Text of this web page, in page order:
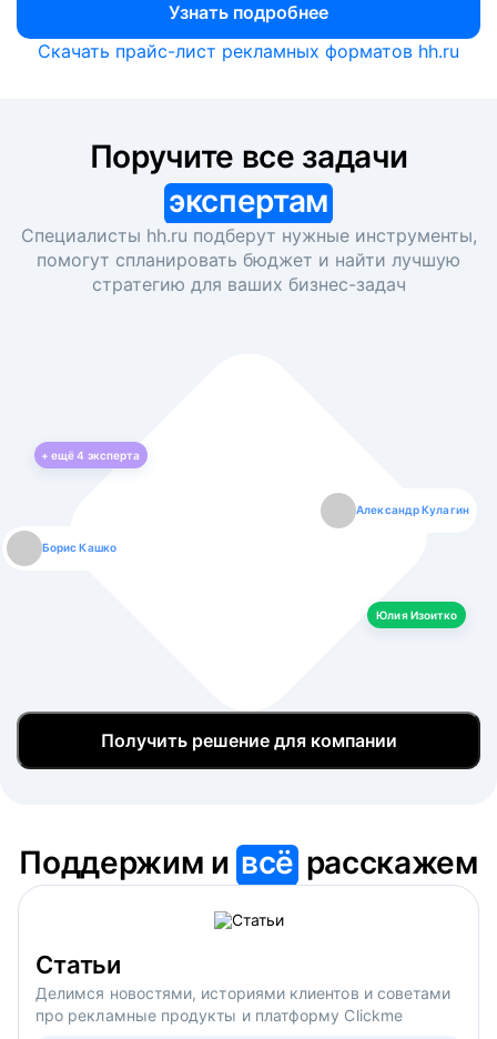
Узнать подробнее
Скачать прайс-лист рекламных форматов hh.ru
экспертам
Специалисты hh.ru подберут нужные инструменты,
помогут спланировать бюджет и найти лучшую
стратегию для ваших бизнес-задач
+ ещё4 эксперта
Борис Кашко
Александр Кулагин
Юлия Изоитко
Юлия Изоитко
Даниил Макаров
Александр Кулагин
Екатерина Лазаренко
Даниил Макаров
Борис Кашко
Екатерина Лазаренко
Юлия Изоитко
Получить решение для компании
Поддержим ивсё расскажем
Статьи
Делимся новостями, историями клиентов и советами
про рекламные продукты и платформу Clickme